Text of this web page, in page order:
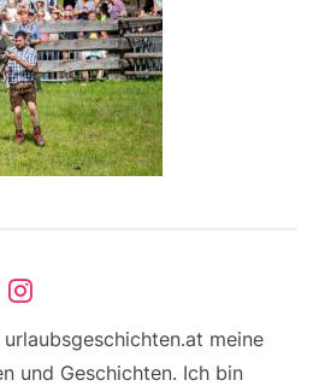
meine
und Geschichten. Ich bin